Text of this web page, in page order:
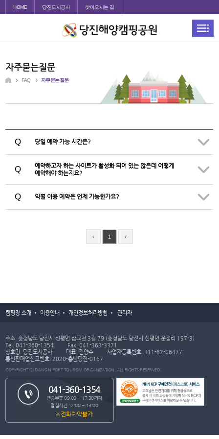
HOME 당진도시공사 찾아오시는 길
자주묻는질문
FAQ 자주묻는질문
Q 당일 예약 가능 시간은?
Q
예약하고자 하는 사이트가 활성화 되어 있는 않은데 어떻게
예약해야 하는지요?
Q 익월 이용 예약은 언제 가능한가요?
‹ 1 ›
캠핑장 소개 이용안내 개인정보처리방침 관리자
주소. 충청남도 당진시 신평면 삽교천 3길 79 (충청남도 당진시 신평면 운정리 197-3)
Tel. 041-360-1354
Fax. 041-363-3371
상호명. 당진도시공사
대표. 김양수
사업자등록번호. 311-82-06477
통신판매업신고번호. 2020-충남당진-0167
COPYRIGHT(C) DANGIN PORT TOURISM ORGANIZATION. ALL RIGHTS RESERVED.
041-360-1354
연중무휴 09:00 ~ 17:30까지
점심시간 12:00 ~ 13:00
※전화예약불가